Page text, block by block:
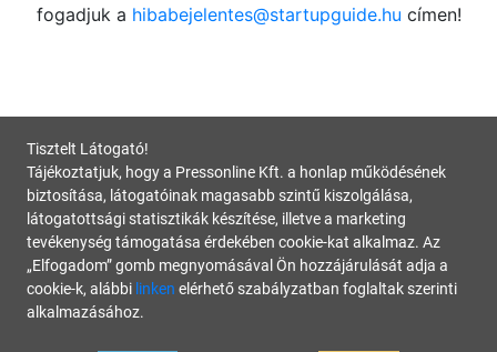
fogadjuk a hibabejelentes@startupguide.hu címen!
Tisztelt Látogató!
Tájékoztatjuk, hogy a Pressonline Kft. a honlap működésének
biztosítása, látogatóinak magasabb szintű kiszolgálása,
látogatottsági statisztikák készítése, illetve a marketing
tevékenység támogatása érdekében cookie-kat alkalmaz. Az
„Elfogadom” gomb megnyomásával Ön hozzájárulását adja a
cookie-k, alábbi linken elérhető szabályzatban foglaltak szerinti
alkalmazásához.